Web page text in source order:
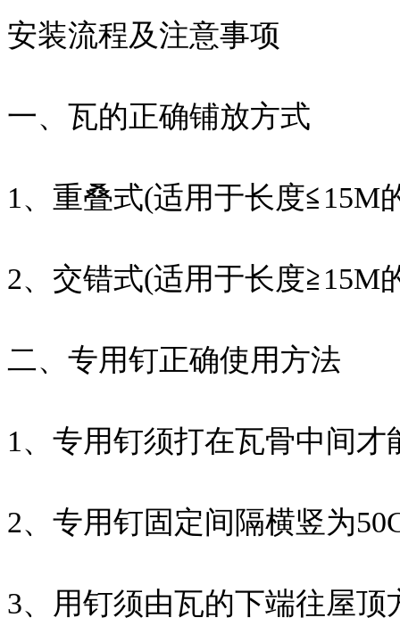
安装流程及注意事项
一、瓦的正确铺放方式
1、重叠式(适用于长度≦15M
2、交错式(适用于长度≧15M
二、专用钉正确使用方法
1、专用钉须打在瓦骨中间才
2、专用钉固定间隔横竖为
3、用钉须由瓦的下端往屋